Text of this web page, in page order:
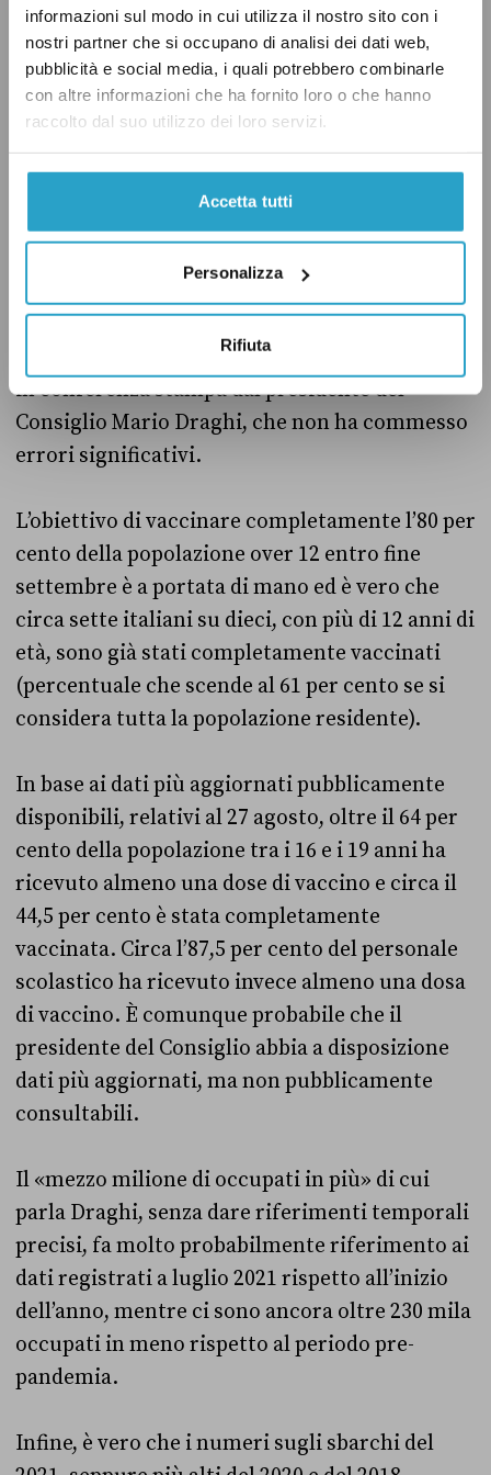
informazioni sul modo in cui utilizza il nostro sito con i
nostri partner che si occupano di analisi dei dati web,
pubblicità e social media, i quali potrebbero combinarle
con altre informazioni che ha fornito loro o che hanno
raccolto dal suo utilizzo dei loro servizi.
Accetta tutti
Personalizza
Rifiuta
verificatopiù volte, i numeri registrati tra il
2014 e il 2017 sono stati però più alti. A luglio
2021sono arrivati sulle coste italiane circa
8.600 migranti, ad agosto quasi 10.300. Nelle
estati tra il 2014 e il 2017, in particolare nei
mesi di luglio, gli sbarchi mensili erano
superiori alle 20 mila unità.
Abbiamo verificato cinque dichiarazioni fatte
in conferenza stampa dal presidente del
Consiglio Mario Draghi, che non ha commesso
errori significativi.
L’obiettivo di vaccinare completamente l’80 per
cento della popolazione over 12 entro fine
settembre è a portata di mano ed è vero che
circa sette italiani su dieci, con più di 12 anni di
età, sono già stati completamente vaccinati
(percentuale che scende al 61 per cento se si
considera tutta la popolazione residente).
In base ai dati più aggiornati pubblicamente
disponibili, relativi al 27 agosto, oltre il 64 per
cento della popolazione tra i 16 e i 19 anni ha
ricevuto almeno una dose di vaccino e circa il
44,5 per cento è stata completamente
vaccinata. Circa l’87,5 per cento del personale
scolastico ha ricevuto invece almeno una dosa
di vaccino. È comunque probabile che il
presidente del Consiglio abbia a disposizione
dati più aggiornati, ma non pubblicamente
consultabili.
Il «mezzo milione di occupati in più» di cui
parla Draghi, senza dare riferimenti temporali
precisi, fa molto probabilmente riferimento ai
dati registrati a luglio 2021 rispetto all’inizio
dell’anno, mentre ci sono ancora oltre 230 mila
occupati in meno rispetto al periodo pre-
pandemia.
Infine, è vero che i numeri sugli sbarchi del